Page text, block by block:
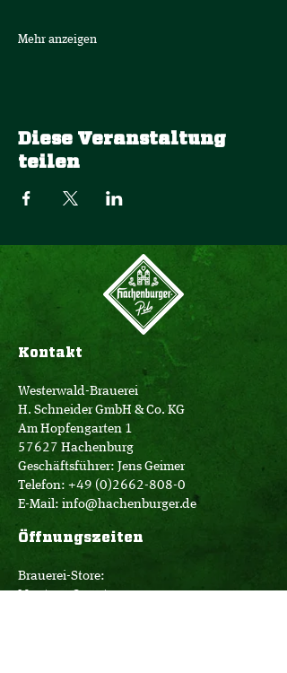
Mehr anzeigen
Diese Veranstaltung
teilen
Kontakt
Westerwald-Brauerei
H. Schneider GmbH & Co. KG
Am Hopfengarten 1
57627 Hachenburg
Geschäftsführer: Jens Geimer
Telefon: +49 (0)2662-808-0
E-Mail: info@hachenburger.de
Öffnungszeiten
Brauerei-Store:
Montag - Samstag